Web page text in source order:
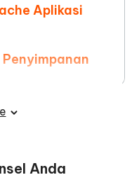
Aplikasi
Kartu SD
Anda